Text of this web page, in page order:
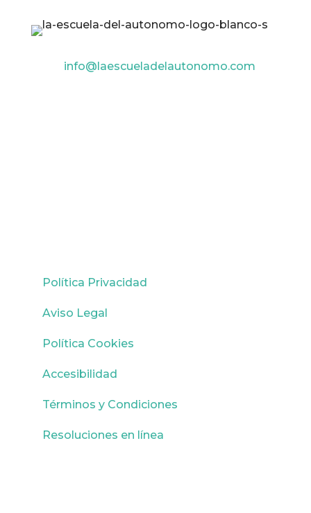
info@laescueladelautonomo.com
Política Privacidad
Aviso Legal
Política Cookies
Accesibilidad
Términos y Condiciones
Resoluciones en línea